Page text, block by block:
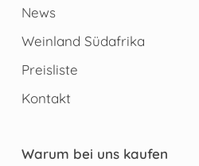
News
Weinland Südafrika
Preisliste
Kontakt
Warum bei uns kaufen